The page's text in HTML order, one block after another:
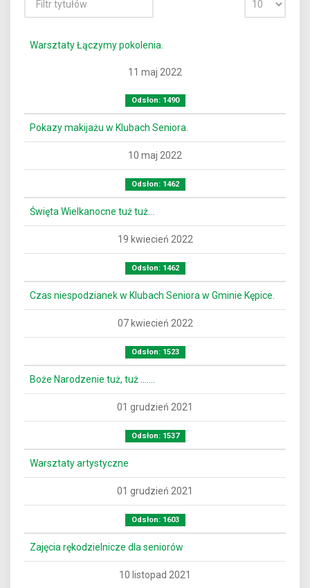
Warsztaty Łączymy pokolenia.
11 maj 2022
Odsłon: 1490
Pokazy makijażu w Klubach Seniora.
10 maj 2022
Odsłon: 1462
Święta Wielkanocne tuż tuż…
19 kwiecień 2022
Odsłon: 1462
Czas niespodzianek w Klubach Seniora w Gminie Kępice.
07 kwiecień 2022
Odsłon: 1523
Boże Narodzenie tuż, tuż …….
01 grudzień 2021
Odsłon: 1537
Warsztaty artystyczne
01 grudzień 2021
Odsłon: 1603
Zajęcia rękodzielnicze dla seniorów
10 listopad 2021